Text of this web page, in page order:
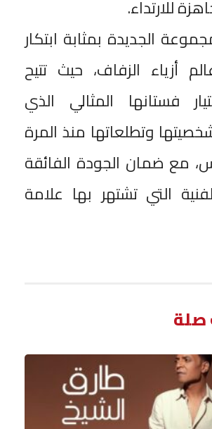
الجديدة بمثابة ابتكار
أزياء الزفاف، حيث تتيح
فستانها المثالي الذي
وتطلعاتها منذ المرة
مع ضمان الجودة الفائقة
التي تشتهر بها علامة
صلة